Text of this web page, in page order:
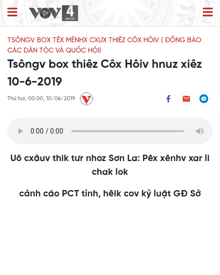
TSÔNGV BOX TÊX MÊNHX CXƯX THIÊZ CÔX HÔIV ( ĐỒNG BÀO
CÁC DÂN TỘC VÀ QUỐC HỘI)
Tsôngv box thiêz Côx Hôiv hnuz xiêz
10-6-2019
Thứ hai, 00:00, 10/06/2019
Uô cxâuv thik tưr nhoz Sơn La: Pêx xênhv xar li
chak lok
cảnh cáo PCT tỉnh, hêik cov kỷ luật GĐ Sở